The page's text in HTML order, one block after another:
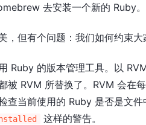
去安装一个新的 Ruby。
，但有个问题：我们如何约束
Ruby 的版本管理工具。以
被 RVM 所替换了。RVM 会在
查当前使用的 Ruby 是否是文
这样的警告。